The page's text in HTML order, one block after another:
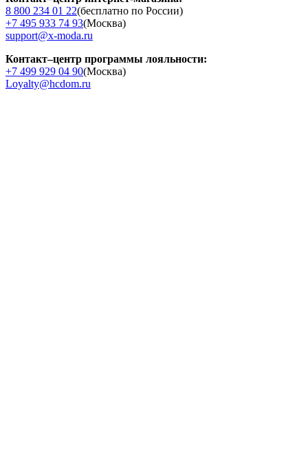
8 800 234 01 22(бесплатно по России)
+7 495 933 74 93(Москва)
support@x-moda.ru
Контакт–центр программы лояльности:
+7 499 929 04 90(Москва)
Loyalty@hcdom.ru